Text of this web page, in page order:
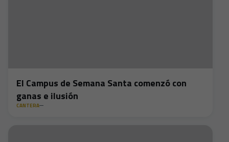
El Campus de Semana Santa comenzó con
ganas e ilusión
CANTERA